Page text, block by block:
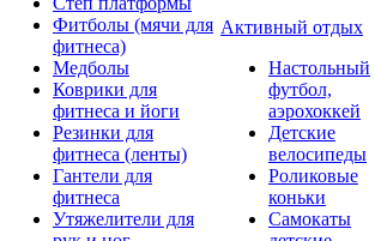
Фитболы (мячи для
фитнеса)
Медболы
Коврики для
фитнеса и йоги
Резинки для
фитнеса (ленты)
Гантели для
фитнеса
Утяжелители для
Активный отдых
Настольный
футбол,
аэрохоккей
Детские
велосипеды
Роликовые
коньки
Самокаты